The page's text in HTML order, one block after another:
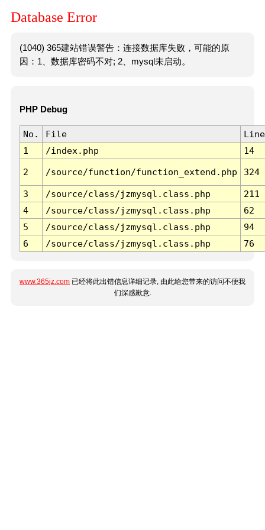
Database Error
(1040) 365建站错误警告：连接数据库失败，可能的原
因：1、数据库密码不对; 2、mysql未启动。
PHP Debug
No. File
Line
1
/index.php 14
2 /source/function/function_extend.php 324
3 /source/class/jzmysql.class.php
211
4
/source/class/jzmysql.class.php
62
5
/source/class/jzmysql.class.php
94
6
/source/class/jzmysql.class.php 76
www.365jz.com 已经将此出错信息详细记录, 由此给您带来的访问不便我
们深感歉意.